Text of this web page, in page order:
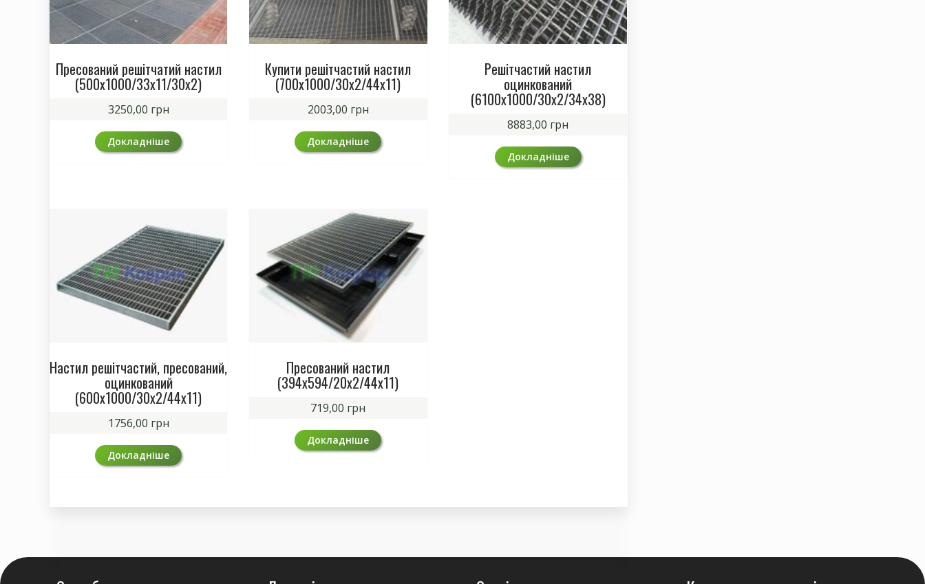
Пресований решітчатий настил
(500х1000/33х11/30х2)
3250,00 грн
Докладніше
Купити решітчастий настил
(700х1000/30х2/44х11)
2003,00 грн
Докладніше
Решітчастий настил
оцинкований
(6100х1000/30х2/34х38)
8883,00 грн
Докладніше
Настил решітчастий, пресований,
оцинкований
(600х1000/30х2/44х11)
1756,00 грн
Докладніше
Пресований настил
(394х594/20х2/44х11)
719,00 грн
Докладніше